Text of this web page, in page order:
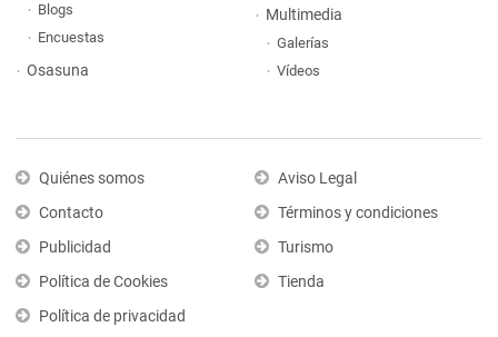
Blogs
Encuestas
Osasuna
Multimedia
Galerías
Vídeos
Quiénes somos
Contacto
Publicidad
Política de Cookies
Política de privacidad
Aviso Legal
Términos y condiciones
Turismo
Tienda